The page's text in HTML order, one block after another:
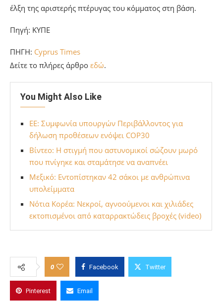
έλξη της αριστερής πτέρυγας του κόμματος στη βάση.
Πηγή: KYΠΕ
ΠΗΓΗ: Cyprus Times
Δείτε το πλήρες άρθρο εδώ.
You Might Also Like
ΕΕ: Συμφωνία υπουργών Περιβάλλοντος για
δήλωση προθέσεων ενόψει COP30
Βίντεο: Η στιγμή που αστυνομικοί σώζουν μωρό
που πνίγηκε και σταμάτησε να αναπνέει
Μεξικό: Εντοπίστηκαν 42 σάκοι με ανθρώπινα
υπολείμματα
Νότια Κορέα: Νεκροί, αγνοούμενοι και χιλιάδες
εκτοπισμένοι από καταρρακτώδεις βροχές (video)
0 Facebook Twitter
Pinterest Email